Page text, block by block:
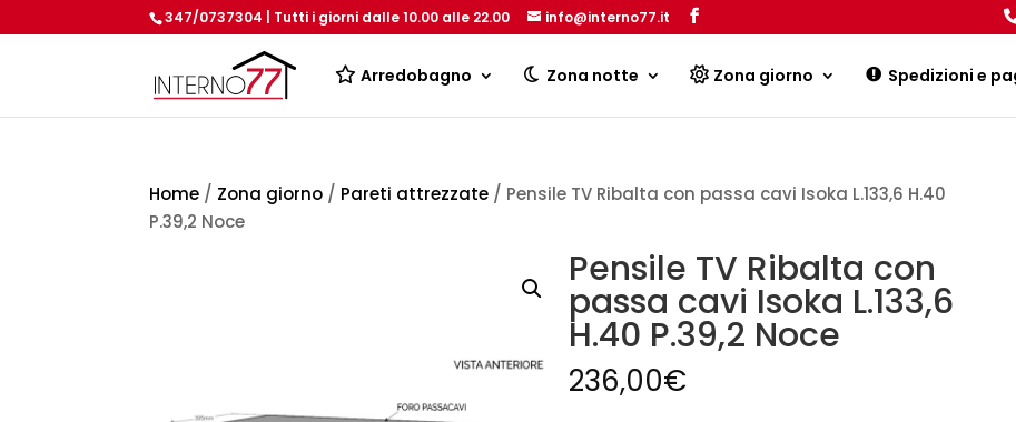
347/0737304 | Tutti i giorni dalle 10.00 alle 22.00 info@interno77.it
Arredobagno Zona notte Zona giorno Spedizioni e
Products
Home / Zona giorno / Pareti attrezzate / Pensile TV Ribalta con passa cavi Isoka L.133,6 H.40
P.39,2 Noce
Pensile TV Ribalta con
passa cavi Isoka L.133,6
H.40 P.39,2 Noce
236,00€